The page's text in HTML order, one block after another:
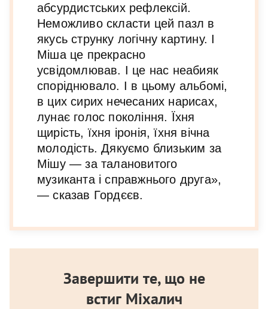
абсурдистських рефлексій.
Неможливо скласти цей пазл в
якусь струнку логічну картину. І
Міша це прекрасно
усвідомлював. І це нас неабияк
споріднювало. І в цьому альбомі,
в цих сирих нечесаних нарисах,
лунає голос покоління. Їхня
щирість, їхня іронія, їхня вічна
молодість. Дякуємо близьким за
Мішу — за талановитого
музиканта і справжнього друга»,
— сказав Гордєєв.
Завершити те, що не
встиг Міхалич